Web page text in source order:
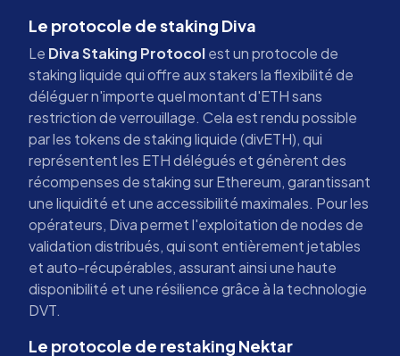
Le protocole de staking Diva
Le Diva Staking Protocolest un protocole de
staking liquide qui offre aux stakers la flexibilité de
déléguer n'importe quel montant d'ETH sans
restriction de verrouillage. Cela est rendu possible
par les tokens de staking liquide (divETH), qui
représentent les ETH délégués et génèrent des
récompenses de staking sur Ethereum, garantissant
une liquidité et une accessibilité maximales. Pour les
opérateurs, Diva permet l'exploitation de nodes de
validation distribués, qui sont entièrement jetables
et auto-récupérables, assurant ainsi une haute
disponibilité et une résilience grâce à la technologie
DVT.
Le protocole de restaking Nektar